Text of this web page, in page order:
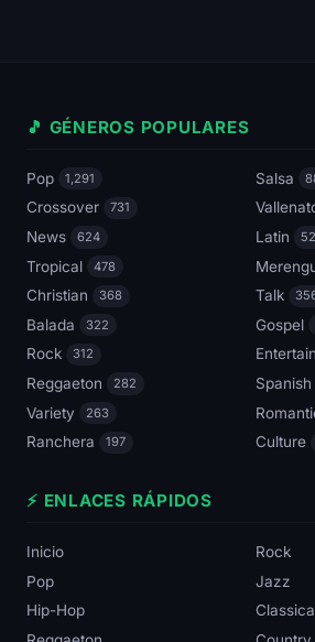
🎵 GÉNEROS POPULARES
Pop 1,291 Salsa
Crossover 731
News 624 Latin
Tropical 478
Christian 368 Talk
Balada 322 Gospel
Rock 312
Reggaeton 282 Spanish
Variety 263
Ranchera 197 Culture
⚡ ENLACES RÁPIDOS
Inicio
Rock
Pop
Jazz
Hip-Hop